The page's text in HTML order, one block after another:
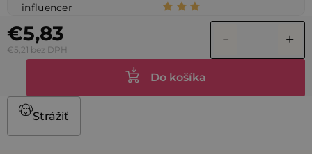
influencer
€5,83
€5,21 bez DPH
Do košíka
Strážiť